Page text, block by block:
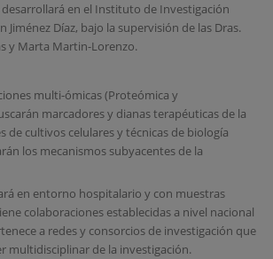
desarrollará en el Instituto de Investigación
Jiménez Díaz, bajo la supervisión de las Dras.
y Marta Martin-Lorenzo.
multi-ómicas (Proteómica y
marcadores y dianas terapéuticas de la
de cultivos celulares y técnicas de biología
los mecanismos subyacentes de la
en entorno hospitalario y con muestras
colaboraciones establecidas a nivel nacional
a redes y consorcios de investigación que
multidisciplinar de la investigación.